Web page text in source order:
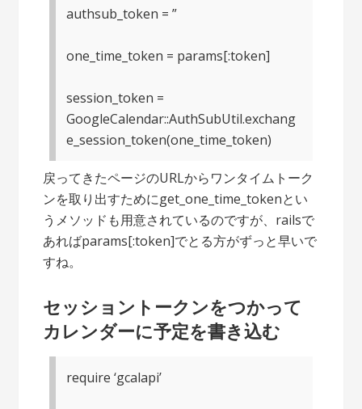
authsub_token = ”
one_time_token = params[:token]
session_token =
GoogleCalendar::AuthSubUtil.exchang
e_session_token(one_time_token)
戻ってきたページのURLからワンタイムトーク
ンを取り出すためにget_one_time_tokenとい
うメソッドも用意されているのですが、railsで
あればparams[:token]でとる方がずっと早いで
すね。
セッショントークンをつかって
カレンダーに予定を書き込む
require ‘gcalapi’